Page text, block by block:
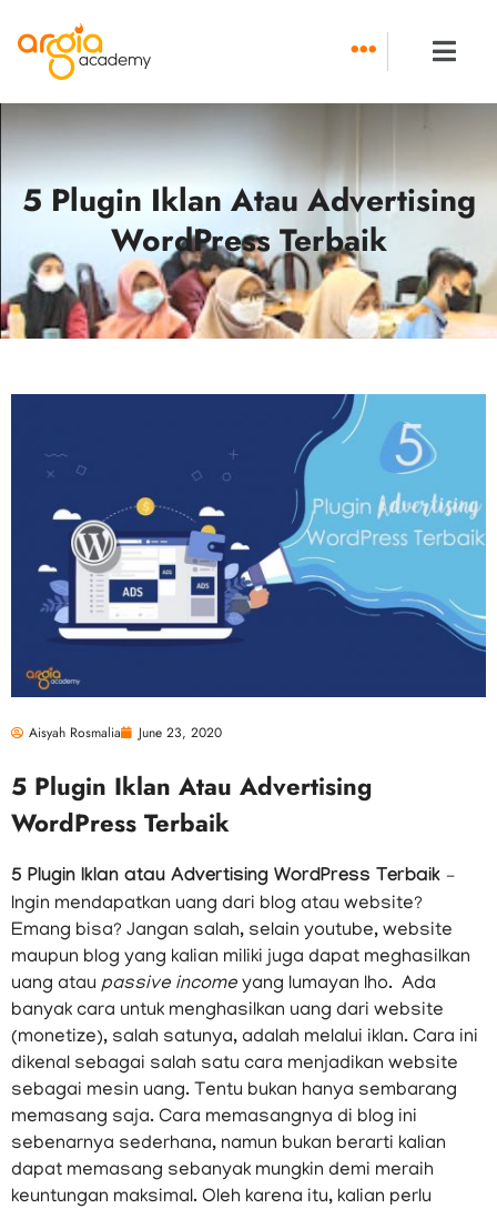
content
5 Plugin Iklan Atau Advertising
WordPress Terbaik
Aisyah Rosmalia June 23, 2020
5 Plugin Iklan Atau Advertising
WordPress Terbaik
5 Plugin Iklan atau Advertising WordPress Terbaik –
Ingin mendapatkan uang dari blog atau website?
Emang bisa? Jangan salah, selain youtube, website
maupun blog yang kalian miliki juga dapat meghasilkan
uang atau passive income yang lumayan lho. Ada
banyak cara untuk menghasilkan uang dari website
(monetize), salah satunya, adalah melalui iklan. Cara ini
dikenal sebagai salah satu cara menjadikan website
sebagai mesin uang. Tentu bukan hanya sembarang
memasang saja. Cara memasangnya di blog ini
sebenarnya sederhana, namun bukan berarti kalian
dapat memasang sebanyak mungkin demi meraih
keuntungan maksimal. Oleh karena itu, kalian perlu